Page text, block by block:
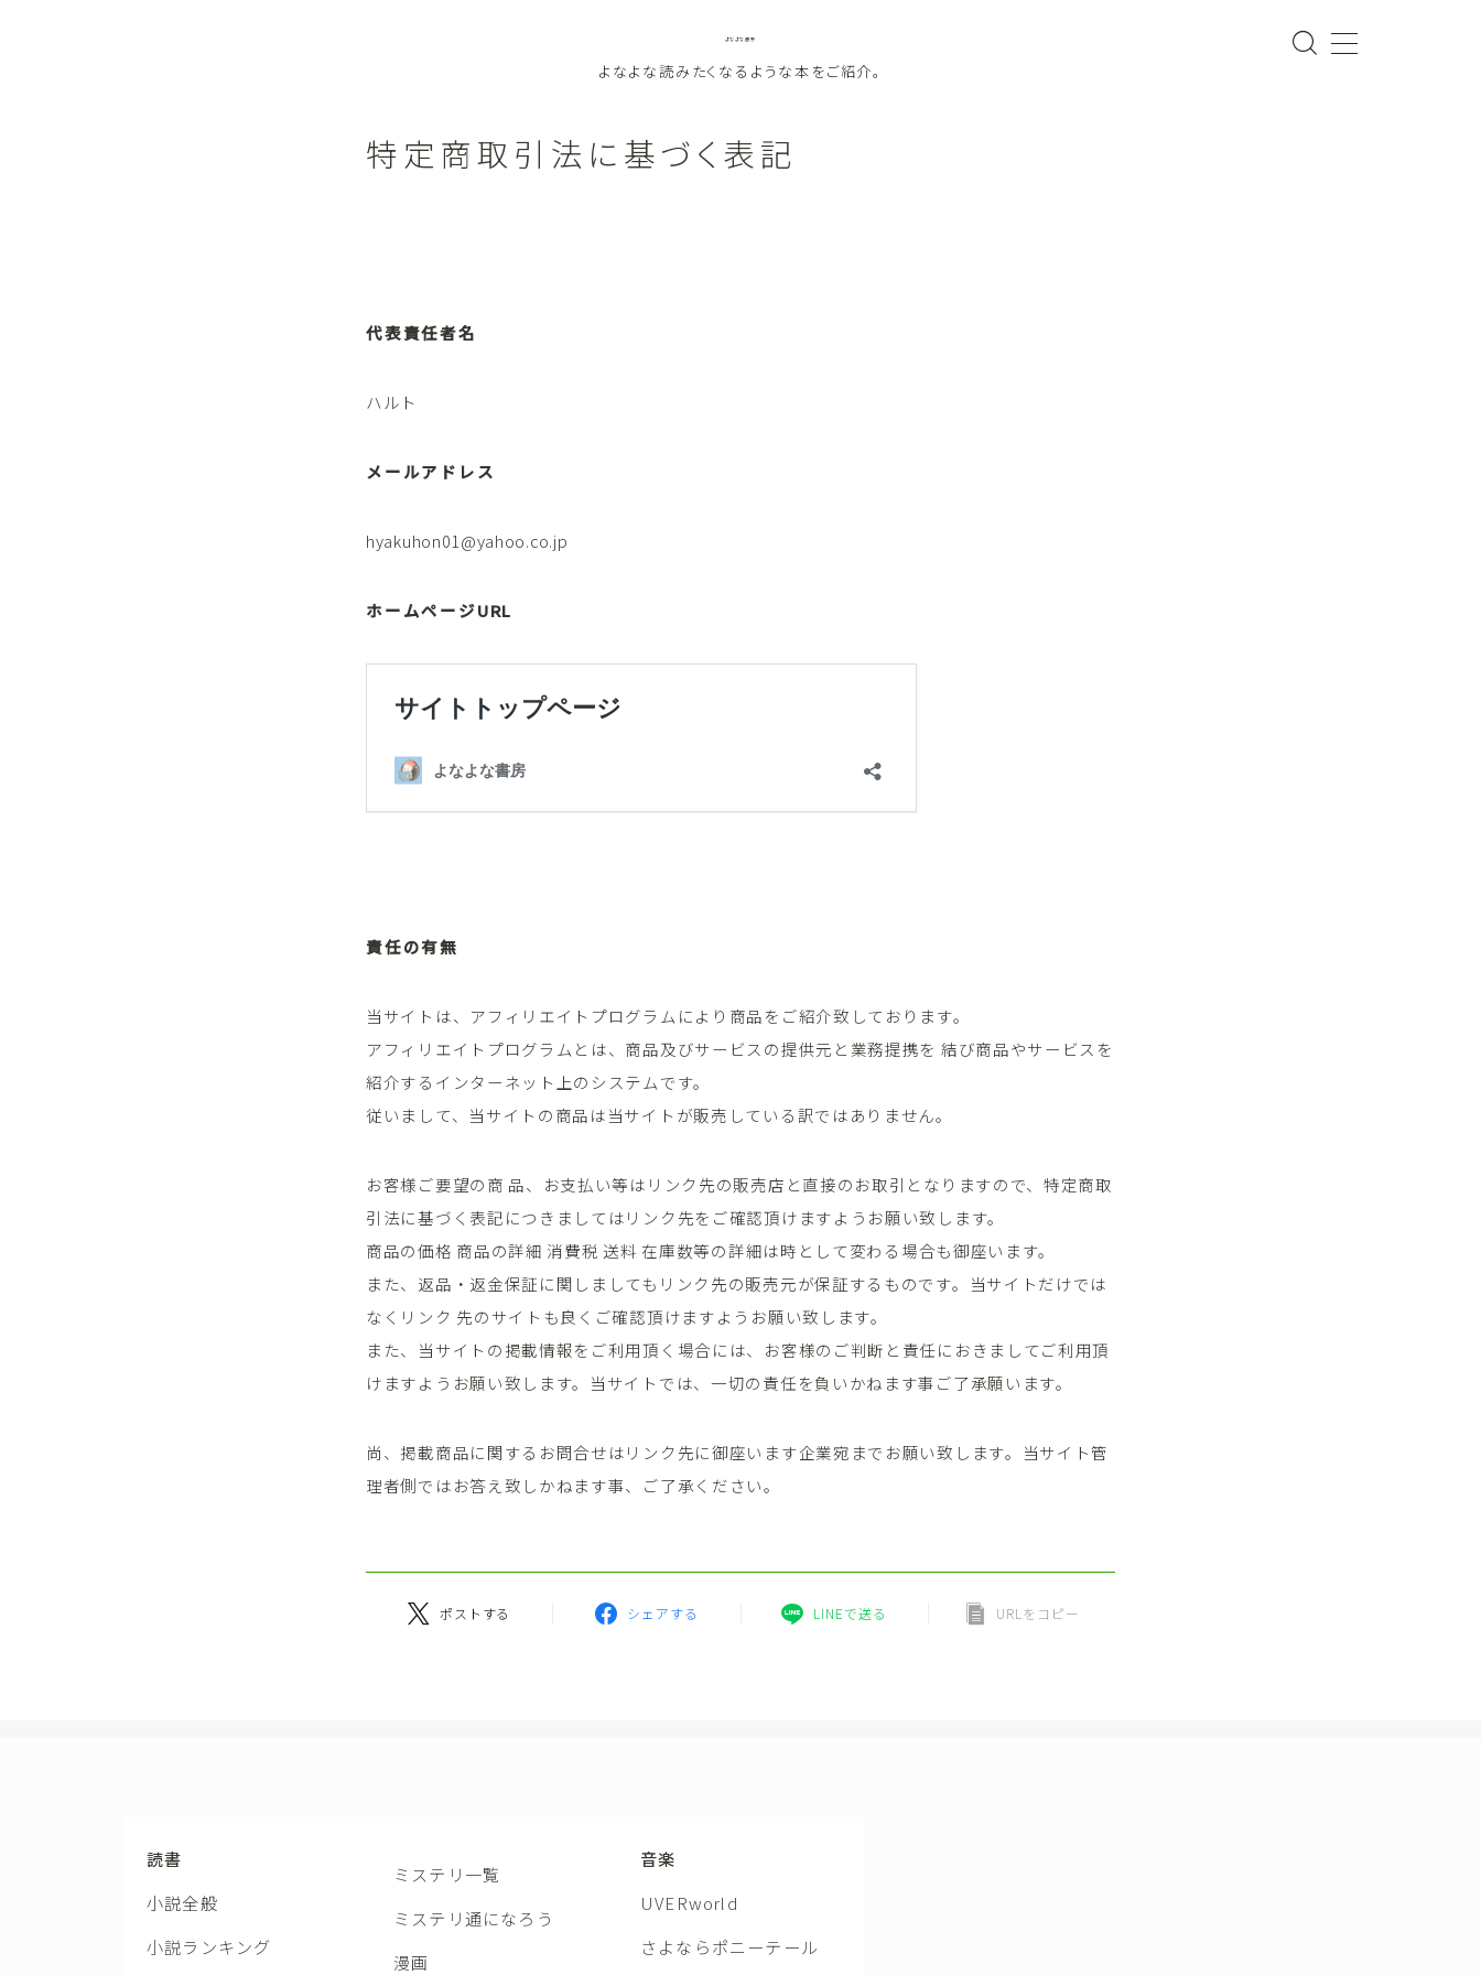
よなよな書房
よなよな読みたくなるような本をご紹介。
特定商取引法に基づく表記
代表責任者名
ハルト
メールアドレス
hyakuhon01@yahoo.co.jp
ホームページURL
責任の有無
当サイトは、アフィリエイトプログラムにより商品をご紹介致しております。
アフィリエイトプログラムとは、商品及びサービスの提供元と業務提携を 結び商品やサービスを
紹介するインターネット上のシステムです。
従いまして、当サイトの商品は当サイトが販売している訳ではありません。
お客様ご要望の商 品、お支払い等はリンク先の販売店と直接のお取引となりますので、特定商取
引法に基づく表記につきましてはリンク先をご確認頂けますようお願い致します。
商品の価格 商品の詳細 消費税 送料 在庫数等の詳細は時として変わる場合も御座います。
また、返品・返金保証に関しましてもリンク先の販売元が保証するものです。当サイトだけでは
なくリンク 先のサイトも良くご確認頂けますようお願い致します。
また、当サイトの掲載情報をご利用頂く場合には、お客様のご判断と責任におきましてご利用頂
けますようお願い致します。当サイトでは、一切の責任を負いかねます事ご了承願います。
尚、掲載商品に関するお問合せはリンク先に御座います企業宛までお願い致します。当サイト管
理者側ではお答え致しかねます事、ご了承ください。
ポストする シェアする LINEで送る URLをコピー
読書
小説全般
小説ランキング
ミステリ一覧
ミステリ通になろう
漫画
音楽
UVERworld
さよならポニーテール